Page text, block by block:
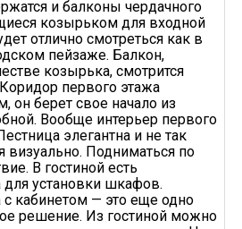
и балконы чердачного
козырьком для входной
отлично смотреться как в
пейзаже. Балкон,
козырька, смотрится
первого этажа
он берет свое начало из
Вообще интерьер первого
элегантна и не так
визуально. Подниматься по
В гостиной есть
установки шкафов.
с кабинетом — это еще одно
решение. Из гостиной можно